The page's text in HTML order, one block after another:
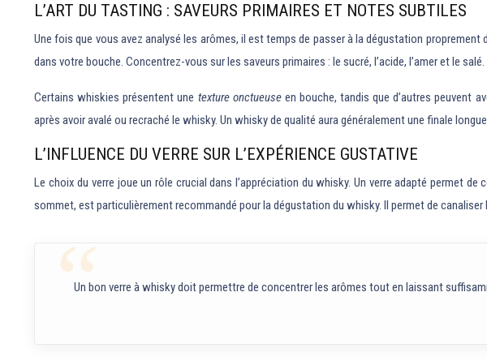
L’ART DU TASTING : SAVEURS PRIMAIRES ET NOTES SUBTILES
Une fois que vous avez analysé les arômes, il est temps de passer à la dégustation
dans votre bouche. Concentrez-vous sur les saveurs primaires : le sucré, l’acide, l’amer et le
Certains whiskies présentent une texture onctueuse en bouche, tandis que d’autres peuvent
après avoir avalé ou recraché le whisky. Un whisky de qualité aura généralement une finale
L’INFLUENCE DU VERRE SUR L’EXPÉRIENCE GUSTATIVE
Le choix du verre joue un rôle crucial dans l’appréciation du whisky. Un verre adapté permet
sommet, est particulièrement recommandé pour la dégustation du whisky. Il permet de
Un bon verre à whisky doit permettre de concentrer les arômes tout en laissant